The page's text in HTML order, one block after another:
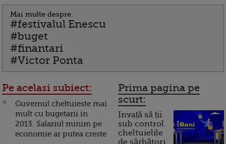
Mai multe despre:
#festivalul Enescu
#buget
#finantari
#Victor Ponta
Pe acelasi subiect:
Guvernul cheltuieste mai
mult cu bugetarii in
2013. Salariul minim pe
economie ar putea creste
Prima pagina pe
scurt:
Invață să ții
sub control
cheltuielile
de sărbători.